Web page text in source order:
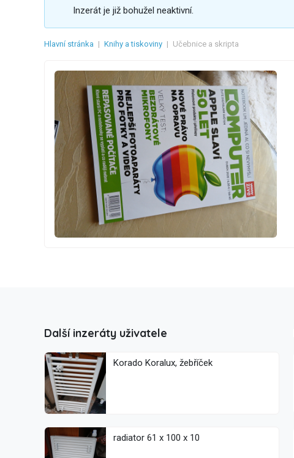
Inzerát je již bohužel neaktivní.
Hlavní stránka | Knihy a tiskoviny | Učebnice a skripta
Další inzeráty uživatele
Korado Koralux, žebříček
radiator 61 x 100 x 10